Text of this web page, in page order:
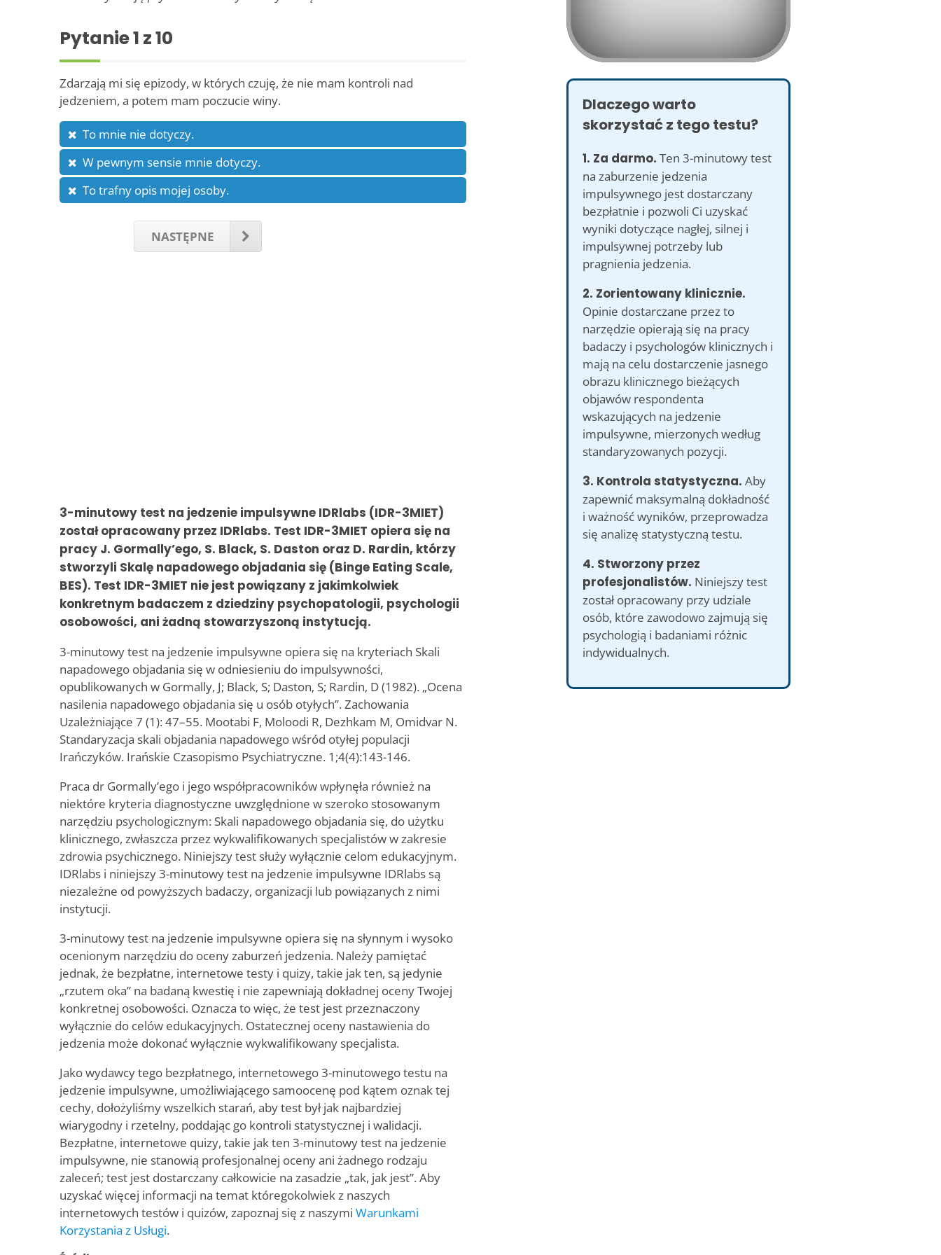
Pytanie1 z 10
Zdarzają mi się epizody, w których czuję, że nie mam kontroli nad
jedzeniem, a potem mam poczucie winy.
To mnie nie dotyczy.
W pewnym sensie mnie dotyczy.
To trafny opis mojej osoby.
NASTĘPNE
3-minutowy test na jedzenie impulsywne IDRlabs (IDR-3MIET)
został opracowany przez IDRlabs. Test IDR-3MIET opiera się na
pracy J. Gormally’ego, S. Black, S. Daston oraz D. Rardin, którzy
stworzyli Skalę napadowego objadania się (Binge Eating Scale,
BES). Test IDR-3MIET nie jest powiązany z jakimkolwiek
konkretnym badaczem z dziedziny psychopatologii, psychologii
osobowości, ani żadną stowarzyszoną instytucją.
3-minutowy test na jedzenie impulsywne opiera się na kryteriach Skali
napadowego objadania się w odniesieniu do impulsywności,
opublikowanych w Gormally‚ J; Black‚ S; Daston‚ S; Rardin‚ D (1982). „Ocena
nasilenia napadowego objadania się u osób otyłych”. Zachowania
Uzależniające 7 (1): 47–55. Mootabi F, Moloodi R, Dezhkam M, Omidvar N.
Standaryzacja skali objadania napadowego wśród otyłej populacji
Irańczyków. Irańskie Czasopismo Psychiatryczne. 1;4(4):143-146.
Praca dr Gormally’ego i jego współpracowników wpłynęła również na
niektóre kryteria diagnostyczne uwzględnione w szeroko stosowanym
narzędziu psychologicznym: Skali napadowego objadania się, do użytku
klinicznego, zwłaszcza przez wykwalifikowanych specjalistów w zakresie
zdrowia psychicznego. Niniejszy test służy wyłącznie celom edukacyjnym.
IDRlabs i niniejszy 3-minutowy test na jedzenie impulsywne IDRlabs są
niezależne od powyższych badaczy, organizacji lub powiązanych z nimi
instytucji.
3-minutowy test na jedzenie impulsywne opiera się na słynnym i wysoko
ocenionym narzędziu do oceny zaburzeń jedzenia. Należy pamiętać
jednak, że bezpłatne, internetowe testy i quizy, takie jak ten, są jedynie
„rzutem oka” na badaną kwestię i nie zapewniają dokładnej oceny Twojej
konkretnej osobowości. Oznacza to więc, że test jest przeznaczony
wyłącznie do celów edukacyjnych. Ostatecznej oceny nastawienia do
jedzenia może dokonać wyłącznie wykwalifikowany specjalista.
Jako wydawcy tego bezpłatnego, internetowego 3-minutowego testu na
jedzenie impulsywne, umożliwiającego samoocenę pod kątem oznak tej
cechy, dołożyliśmy wszelkich starań, aby test był jak najbardziej
wiarygodny i rzetelny, poddając go kontroli statystycznej i walidacji.
Bezpłatne, internetowe quizy, takie jak ten 3-minutowy test na jedzenie
impulsywne, nie stanowią profesjonalnej oceny ani żadnego rodzaju
zaleceń; test jest dostarczany całkowicie na zasadzie „tak, jak jest”. Aby
uzyskać więcej informacji na temat któregokolwiek z naszych
internetowych testów i quizów, zapoznaj się z naszymi Warunkami
Korzystania z Usługi.
Dlaczego warto
skorzystać z tego testu?
1. Za darmo. Ten 3-minutowy test
na zaburzenie jedzenia
impulsywnego jest dostarczany
bezpłatnie i pozwoli Ci uzyskać
wyniki dotyczące nagłej, silnej i
impulsywnej potrzeby lub
pragnienia jedzenia.
2. Zorientowany klinicznie.
Opinie dostarczane przez to
narzędzie opierają się na pracy
badaczy i psychologów klinicznych i
mają na celu dostarczenie jasnego
obrazu klinicznego bieżących
objawów respondenta
wskazujących na jedzenie
impulsywne, mierzonych według
standaryzowanych pozycji.
3. Kontrola statystyczna. Aby
zapewnić maksymalną dokładność
i ważność wyników, przeprowadza
się analizę statystyczną testu.
4. Stworzony przez
profesjonalistów. Niniejszy test
został opracowany przy udziale
osób, które zawodowo zajmują się
psychologią i badaniami różnic
indywidualnych.